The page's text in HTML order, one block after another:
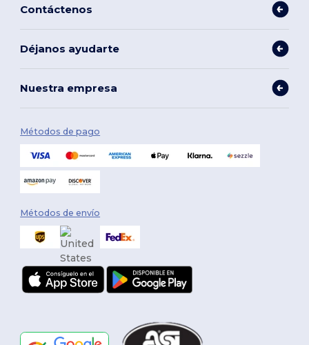
Contáctenos
Déjanos ayudarte
Nuestra empresa
Métodos de pago
Métodos de envío